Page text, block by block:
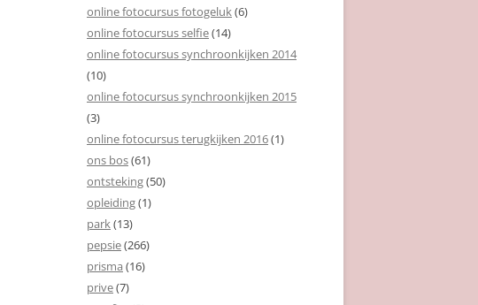
online fotocursus fotogeluk(6)
online fotocursus selfie(14)
online fotocursus synchroonkijken 2014
(10)
online fotocursus synchroonkijken 2015
(3)
online fotocursus terugkijken 2016(1)
ons bos(61)
ontsteking(50)
opleiding(1)
park(13)
pepsie(266)
prisma (16)
prive(7)